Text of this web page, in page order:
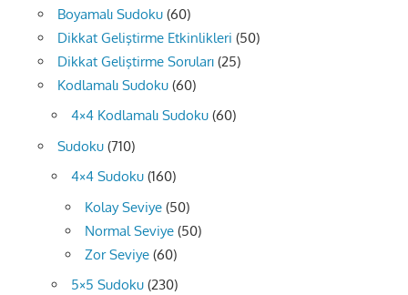
Boyamalı Sudoku (60)
Dikkat Geliştirme Etkinlikleri (50)
Dikkat Geliştirme Soruları (25)
Kodlamalı Sudoku (60)
4×4 Kodlamalı Sudoku (60)
Sudoku (710)
4×4 Sudoku (160)
Kolay Seviye (50)
Normal Seviye (50)
Zor Seviye (60)
5×5 Sudoku (230)